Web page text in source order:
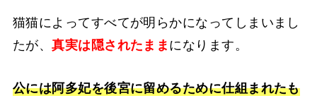
猫猫によってすべてが明らかになってしまいまし
たが、真実は隠されたまま になります。
公には阿多妃を後宮に留めるために仕組まれたも